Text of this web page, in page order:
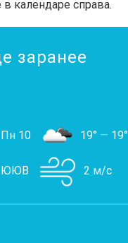
календаре справа.
заранее
Пн 10 19° — 19°
ЮЮВ 2 м/с